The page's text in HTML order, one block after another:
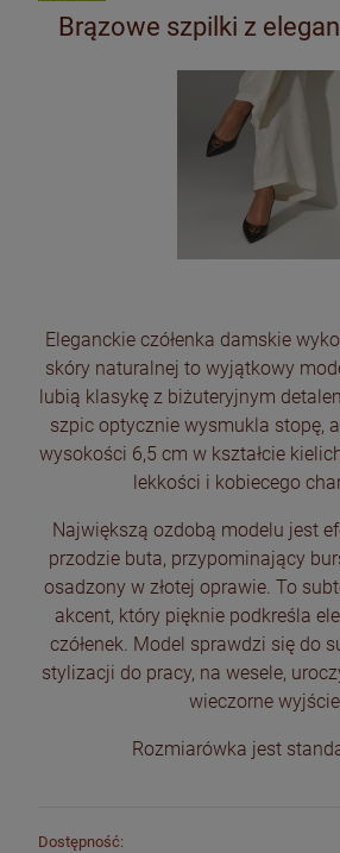
Brązowe szpilki z
Eleganckie czółenka damskie
skóry naturalnej to wyjątkowy
lubią klasykę z biżuteryjnym
szpic optycznie wysmukla stopę,
wysokości 6,5 cm w kształcie
lekkości i kobiecego
Największą ozdobą modelu jest
przodzie buta, przypominający
osadzony w złotej oprawie. To
akcent, który pięknie podkreśla
czółenek. Model sprawdzi się do
stylizacji do pracy, na wesele,
wieczorne
Rozmiarówka jest
Dostępność: